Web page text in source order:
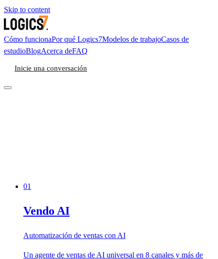
Skip to content
Cómo funcionaPor qué Logics7Modelos de trabajoCasos de
estudioBlogAcerca deFAQ
Inicie una conversación
01
Vendo AI
Automatización de ventas con AI
Un agente de ventas de AI universal en 8 canales y más de